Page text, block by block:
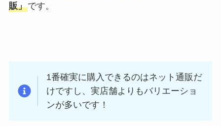
販」です。
1番確実に購入できるのはネット通販だ
けですし、実店舗よりもバリエーショ
ンが多いです！